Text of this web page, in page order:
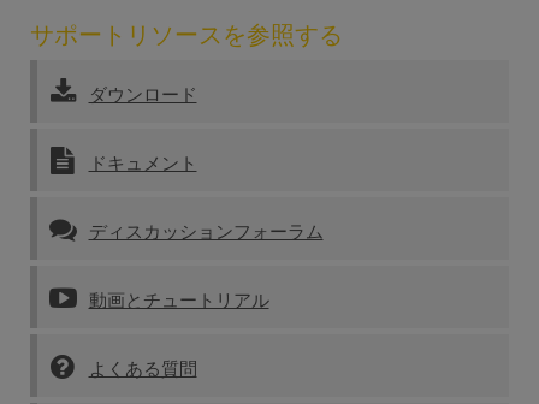
サポートリソースを参照する
ダウンロード
ドキュメント
ディスカッションフォーラム
動画とチュートリアル
よくある質問